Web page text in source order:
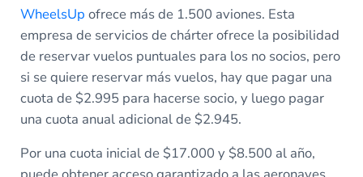
WheelsUp ofrece más de 1.500 aviones. Esta
empresa de servicios de chárter ofrece la posibilidad
de reservar vuelos puntuales para los no socios, pero
si se quiere reservar más vuelos, hay que pagar una
cuota de $2.995 para hacerse socio, y luego pagar
una cuota anual adicional de $2.945.
Por una cuota inicial de $17.000 y $8.500 al año,